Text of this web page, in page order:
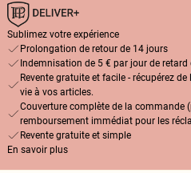
Sublimez votre expérience
Prolongation de retour de 14 jours
Indemnisation de 5 € par jour de retard
Revente gratuite et facile - récupérez
vie à vos articles.
Couverture complète de la commande
remboursement immédiat pour les
Revente gratuite et simple
En savoir plus